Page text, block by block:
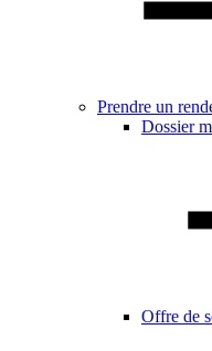
Prendre un
Dossier
Offre de